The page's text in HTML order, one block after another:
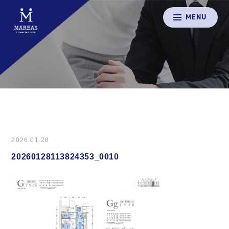
MENU
2026.01.28
20260128113824353_0010